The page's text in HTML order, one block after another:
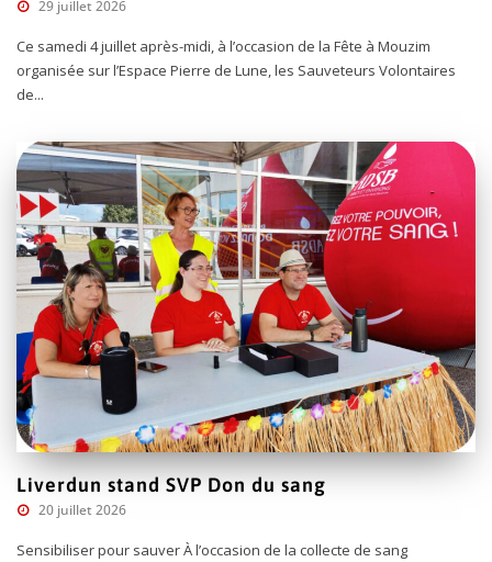
29 juillet 2026
Ce samedi 4 juillet après-midi, à l’occasion de la Fête à Mouzim
organisée sur l’Espace Pierre de Lune, les Sauveteurs Volontaires
de...
Liverdun stand SVP Don du sang
20 juillet 2026
Sensibiliser pour sauver À l’occasion de la collecte de sang